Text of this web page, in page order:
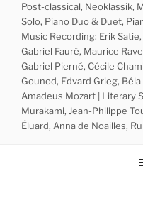
Post-classical, Neoklassik,
Solo, Piano Duo & Duet,
Music Recording: Erik
Gabriel Fauré, Maurice
Gabriel Pierné, Cécile
Gounod, Edvard Grieg,
Amadeus Mozart | Literary
Murakami, Jean-Philippe
Éluard, Anna de Noailles,